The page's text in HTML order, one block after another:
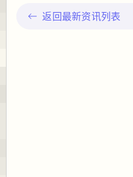
返回最新资讯列表